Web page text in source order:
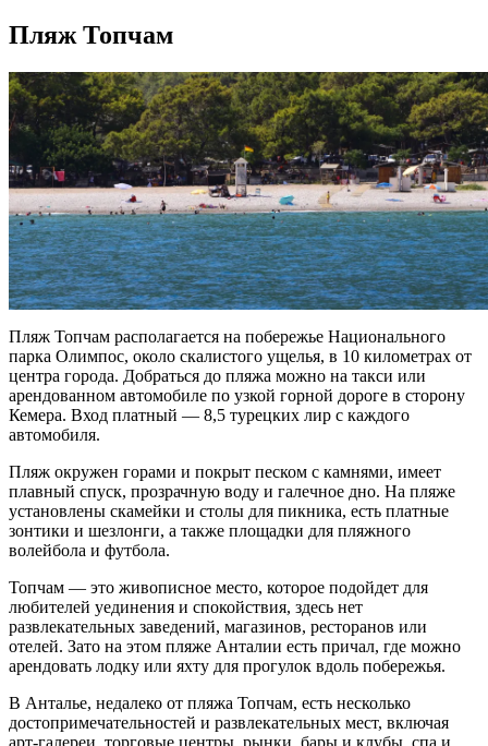
Пляж Топчам
Пляж Топчам располагается на побережье Национального
парка Олимпос, около скалистого ущелья, в 10 километрах от
центра города. Добраться до пляжа можно на такси или
арендованном автомобиле по узкой горной дороге в сторону
Кемера. Вход платный — 8,5 турецких лир с каждого
автомобиля.
Пляж окружен горами и покрыт песком с камнями, имеет
плавный спуск, прозрачную воду и галечное дно. На пляже
установлены скамейки и столы для пикника, есть платные
зонтики и шезлонги, а также площадки для пляжного
волейбола и футбола.
Топчам — это живописное место, которое подойдет для
любителей уединения и спокойствия, здесь нет
развлекательных заведений, магазинов, ресторанов или
отелей. Зато на этом пляже Анталии есть причал, где можно
арендовать лодку или яхту для прогулок вдоль побережья​​.
В Анталье, недалеко от пляжа Топчам, есть несколько
достопримечательностей и развлекательных мест, включая